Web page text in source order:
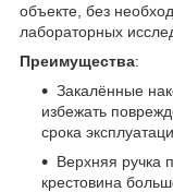
объекте, без
лабораторных
Преимущества:
Закалённые
избежать
срока
Верхняя ручка
крестовина